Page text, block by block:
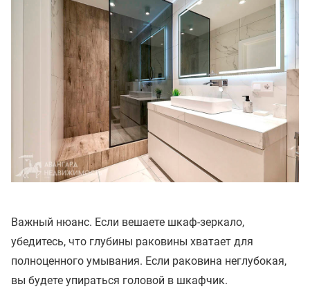
Важный нюанс. Если вешаете шкаф-зеркало,
убедитесь, что глубины раковины хватает для
полноценного умывания. Если раковина неглубокая,
вы будете упираться головой в шкафчик.